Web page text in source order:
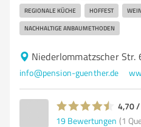
REGIONALE KÜCHE HOFFEST
NACHHALTIGE ANBAUMETHODEN
Niederlommatzscher
info@pension-guenther.de
4,70
19 Bewertungen (1